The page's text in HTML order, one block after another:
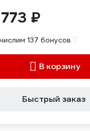
₽
137 бонусов
В корзину
Быстрый заказ